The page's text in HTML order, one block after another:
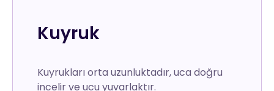
Kuyruk
Kuyrukları orta uzunluktadır, uca doğru
incelir ve ucu yuvarlaktır.